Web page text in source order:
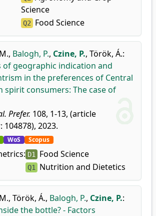
Science
Q2 Food Science
, Balogh, P., Czine, P., Török, Á.:
of geographic indication and
in the preferences of Central
spirit consumers: The case of
Prefer. 108, 1-13, (article
2023.
WoS Scopus
D1 Food Science
Q1 Nutrition and Dietetics
, Török, Á., Balogh, P., Czine, P.:
the bottle? - Factors